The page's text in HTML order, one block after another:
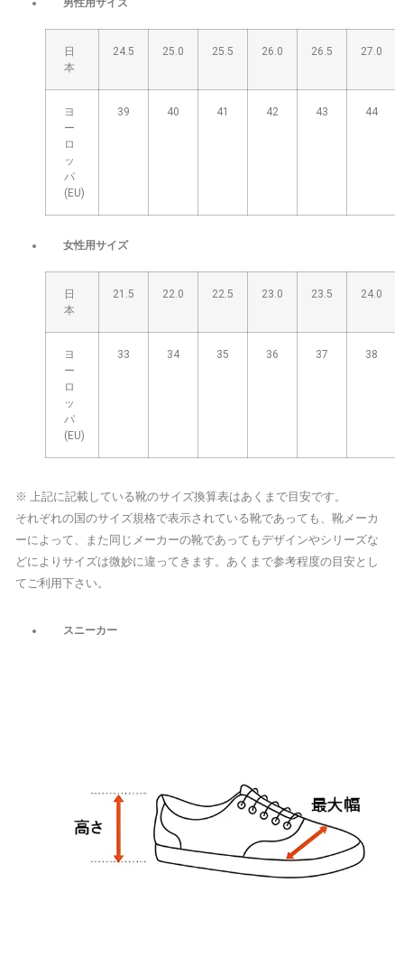
男性用サイズ
日
本
24.5 25.0 25.5 26.0 26.5 27.0
ヨ
ー
ロ
ッ
パ
(EU)
39 40 41 42 43 44
女性用サイズ
日
本
21.5 22.0 22.5 23.0 23.5 24.0
ヨ
ー
ロ
ッ
パ
(EU)
33 34 35 36 37 38
※ 上記に記載している靴のサイズ換算表はあくまで目安です。
それぞれの国のサイズ規格で表示されている靴であっても、靴メーカ
ーによって、また同じメーカーの靴であってもデザインやシリーズな
どによりサイズは微妙に違ってきます。あくまで参考程度の目安とし
てご利用下さい。
スニーカー